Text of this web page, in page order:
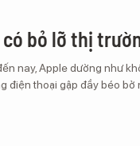
bỏ lỡ thị
nay, Apple dường như
điện thoại gập đầy béo bở